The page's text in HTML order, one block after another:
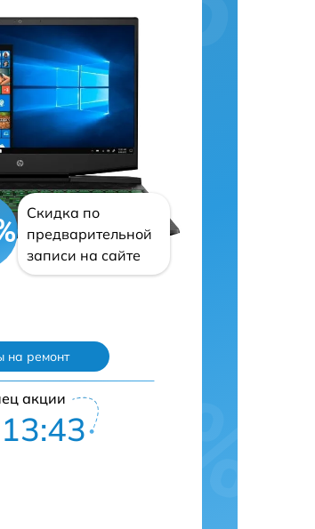
Скидка по
предварительной
записи на сайте
на ремонт
акции